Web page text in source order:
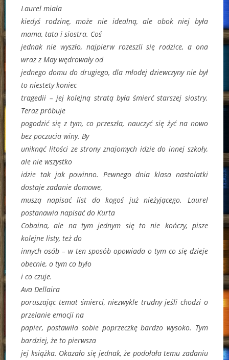
Laurel miała
kiedyś rodzinę, może nie idealną, ale obok niej była
mama, tata i siostra. Coś
jednak nie wyszło, najpierw rozeszli się rodzice, a ona
wraz z May wędrowały od
jednego domu do drugiego, dla młodej dziewczyny nie był
to niestety koniec
tragedii – jej kolejną stratą była śmierć starszej siostry.
Teraz próbuje
pogodzić się z tym, co przeszła, nauczyć się żyć na nowo
bez poczucia winy. By
uniknąć litości ze strony znajomych idzie do innej szkoły,
ale nie wszystko
idzie tak jak powinno. Pewnego dnia klasa nastolatki
dostaje zadanie domowe,
muszą napisać list do kogoś już nieżyjącego. Laurel
postanawia napisać do Kurta
Cobaina, ale na tym jednym się to nie kończy, pisze
kolejne listy, też do
innych osób – w ten sposób opowiada o tym co się dzieje
obecnie, o tym co było
i co czuje.
Ava Dellaira
poruszając temat śmierci, niezwykle trudny jeśli chodzi o
przelanie emocji na
papier, postawiła sobie poprzeczkę bardzo wysoko. Tym
bardziej, że to pierwsza
jej książka. Okazało się jednak, że podołała temu zadaniu